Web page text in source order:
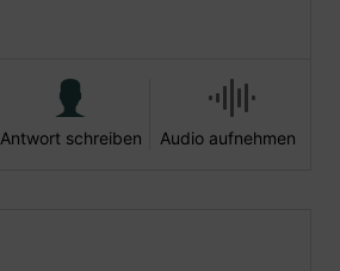
Antwort schreiben Audio aufnehmen